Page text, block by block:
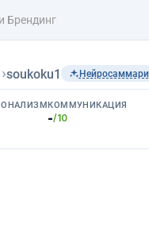
Брендинг
›soukoku1 Нейросаммари
КОММУНИКАЦИЯ
-/10